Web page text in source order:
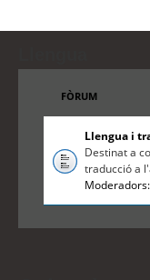
FÒRUM
Llengua i
Destinat a
traducció a
Moderadors: